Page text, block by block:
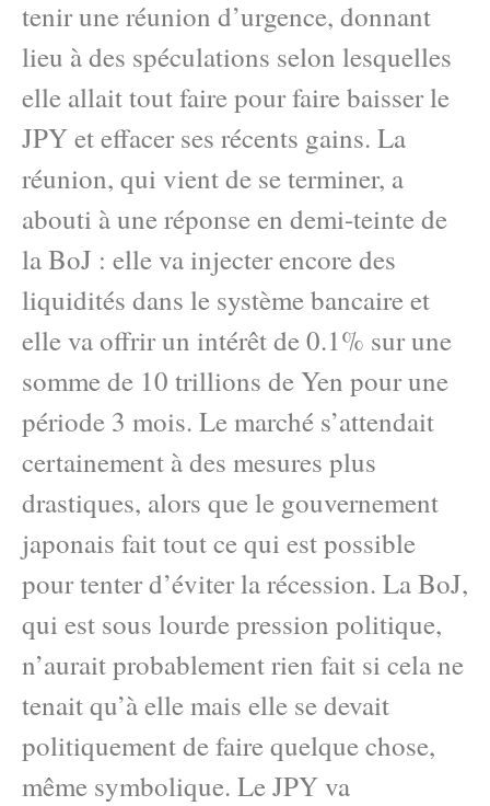
tenir une réunion d’urgence, donnant
lieu à des spéculations selon lesquelles
elle allait tout faire pour faire baisser le
JPY et effacer ses récents gains. La
réunion, qui vient de se terminer, a
abouti à une réponse en demi-teinte de
la BoJ : elle va injecter encore des
liquidités dans le système bancaire et
elle va offrir un intérêt de 0.1% sur une
somme de 10 trillions de Yen pour une
période 3 mois. Le marché s’attendait
certainement à des mesures plus
drastiques, alors que le gouvernement
japonais fait tout ce qui est possible
pour tenter d’éviter la récession. La BoJ,
qui est sous lourde pression politique,
n’aurait probablement rien fait si cela ne
tenait qu’à elle mais elle se devait
politiquement de faire quelque chose,
même symbolique. Le JPY va